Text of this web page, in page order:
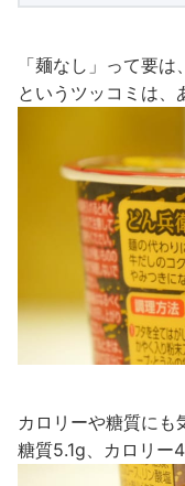
「麺なし」って要
というツッコミは、
カロリーや糖質にも
糖質5.1g、カロリー